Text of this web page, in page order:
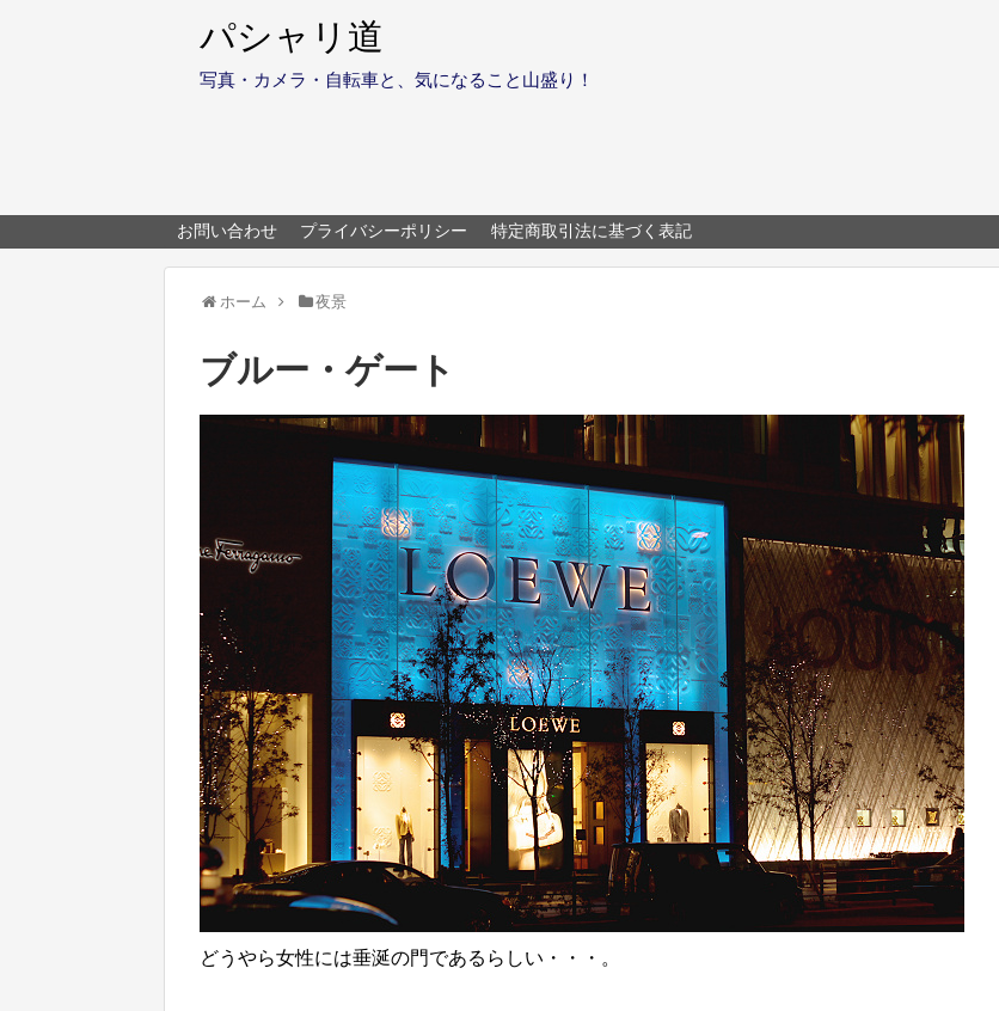
パシャリ道
写真・カメラ・自転車と、気になること山盛り！
お問い合わせ プライバシーポリシー 特定商取引法に基づく表記
ホーム 夜景
ブルー・ゲート
どうやら女性には垂涎の門であるらしい・・・。